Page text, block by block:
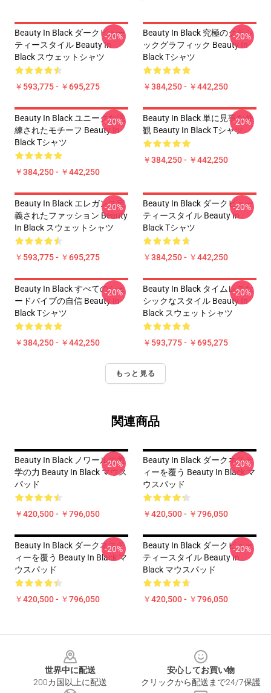
Beauty In Black ダークビュー
ティースタイル Beauty In
Black スウェットシャツ
￥593,775 - ￥695,275
-20%
Beauty In Black 究極のクラシ
ックグラフィック Beauty In
Black Tシャツ
￥384,250 - ￥442,250
-20%
Beauty In Black ユニークな洗
練されたモチーフ Beauty In
Black Tシャツ
￥384,250 - ￥442,250
-20%
Beauty In Black 単に見事な外
観 Beauty In Black Tシャツ
￥384,250 - ￥442,250
-20%
Beauty In Black エレガンス定
義されたファッション Beauty
In Black スウェットシャツ
￥593,775 - ￥695,275
-20%
Beauty In Black ダークビュー
ティースタイル Beauty In
Black Tシャツ
￥384,250 - ￥442,250
-20%
Beauty In Black すべてのシェ
ードバイブの自信 Beauty In
Black Tシャツ
￥384,250 - ￥442,250
-20%
Beauty In Black タイムレスな
シックなスタイル Beauty In
Black スウェットシャツ
￥593,775 - ￥695,275
-20%
もっと見る
関連商品
Beauty In Black ノワールの美
学の力 Beauty In Black マウス
パッド
￥420,500 - ￥796,050
-20%
Beauty In Black ダークネステ
ィーを覆う Beauty In Black マ
ウスパッド
￥420,500 - ￥796,050
-20%
Beauty In Black ダークネステ
ィーを覆う Beauty In Black マ
ウスパッド
￥420,500 - ￥796,050
-20%
Beauty In Black ダークビュー
ティースタイル Beauty In
Black マウスパッド
￥420,500 - ￥796,050
-20%
世界中に配送
200カ国以上に配送
安心してお買い物
クリックから配送まで24/7保護